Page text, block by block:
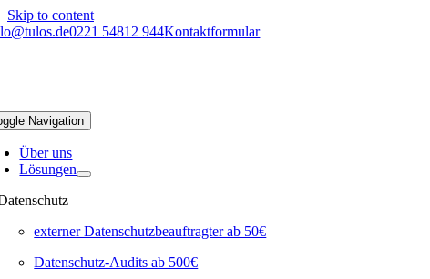
Skip to content
0221 54812 944Kontaktformular
Navigation
Über uns
Lösungen
externer Datenschutzbeauftragter ab 50€
Datenschutz-Audits ab 500€